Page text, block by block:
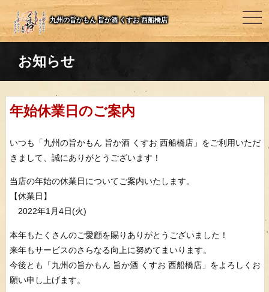
九州の旨かもん 旨か酒 くすお 西船橋店
お知らせ
年始休業日のご案内
いつも「九州の旨かもん 旨か酒 くすお 西船橋店」をご利用いただ
きまして、誠にありがとうございます！
当店の年始の休業日についてご案内いたします。
【休業日】
2022年1月4日(火)
本年もたくさんのご愛顧を賜りありがとうございました！
来年もサービスのさらなる向上に努めてまいります。
今後とも「九州の旨かもん 旨か酒 くすお 西船橋店」をよろしくお
願い申し上げます。